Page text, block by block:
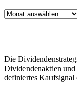
ARTIKEL
Die
Dividendenaktien
definiertes Kaufsignal